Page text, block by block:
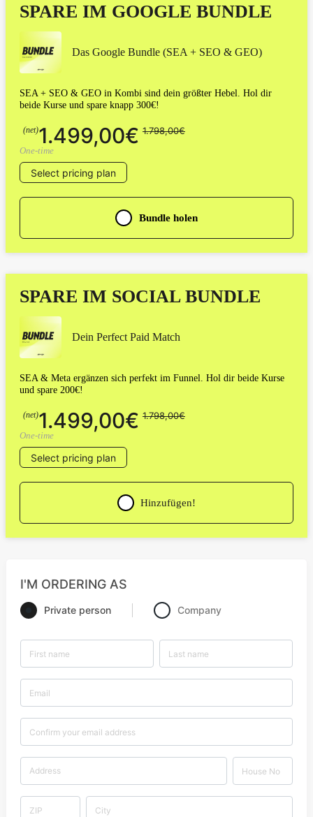
SPARE IM GOOGLE BUNDLE
Das Google Bundle (SEA + SEO & GEO)
SEA + SEO & GEO in Kombi sind dein größter Hebel. Hol dir
beide Kurse und spare knapp 300€!
1.798,00€
1.499,00€
(net)
One-time
Select pricing plan
Bundle holen
SPARE IM SOCIAL BUNDLE
Dein Perfect Paid Match
SEA & Meta ergänzen sich perfekt im Funnel. Hol dir beide Kurse
und spare 200€!
1.798,00€
1.499,00€
(net)
One-time
Select pricing plan
Hinzufügen!
I'M ORDERING AS
Private person Company